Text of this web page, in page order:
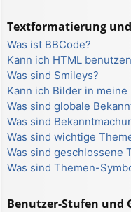
Textformatierung
Was ist BBCode?
Kann ich HTML
Was sind Smileys?
Kann ich Bilder in
Was sind globale
Was sind
Was sind wichtige
Was sind geschlossene
Was sind Themen-
Benutzer-Stufen und